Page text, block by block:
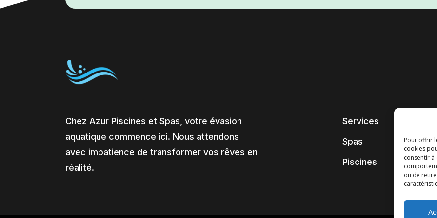
Pour offrir
cookies
consentir à
ou de
Chez Azur Piscines et Spas, votre évasion
aquatique commence ici. Nous attendons
avec impatience de transformer vos rêves en
réalité.
Services
Spas
Piscines